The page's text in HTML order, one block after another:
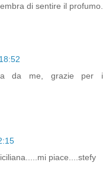
di sentire il profumo.
da me, grazie per i
piace....stefy